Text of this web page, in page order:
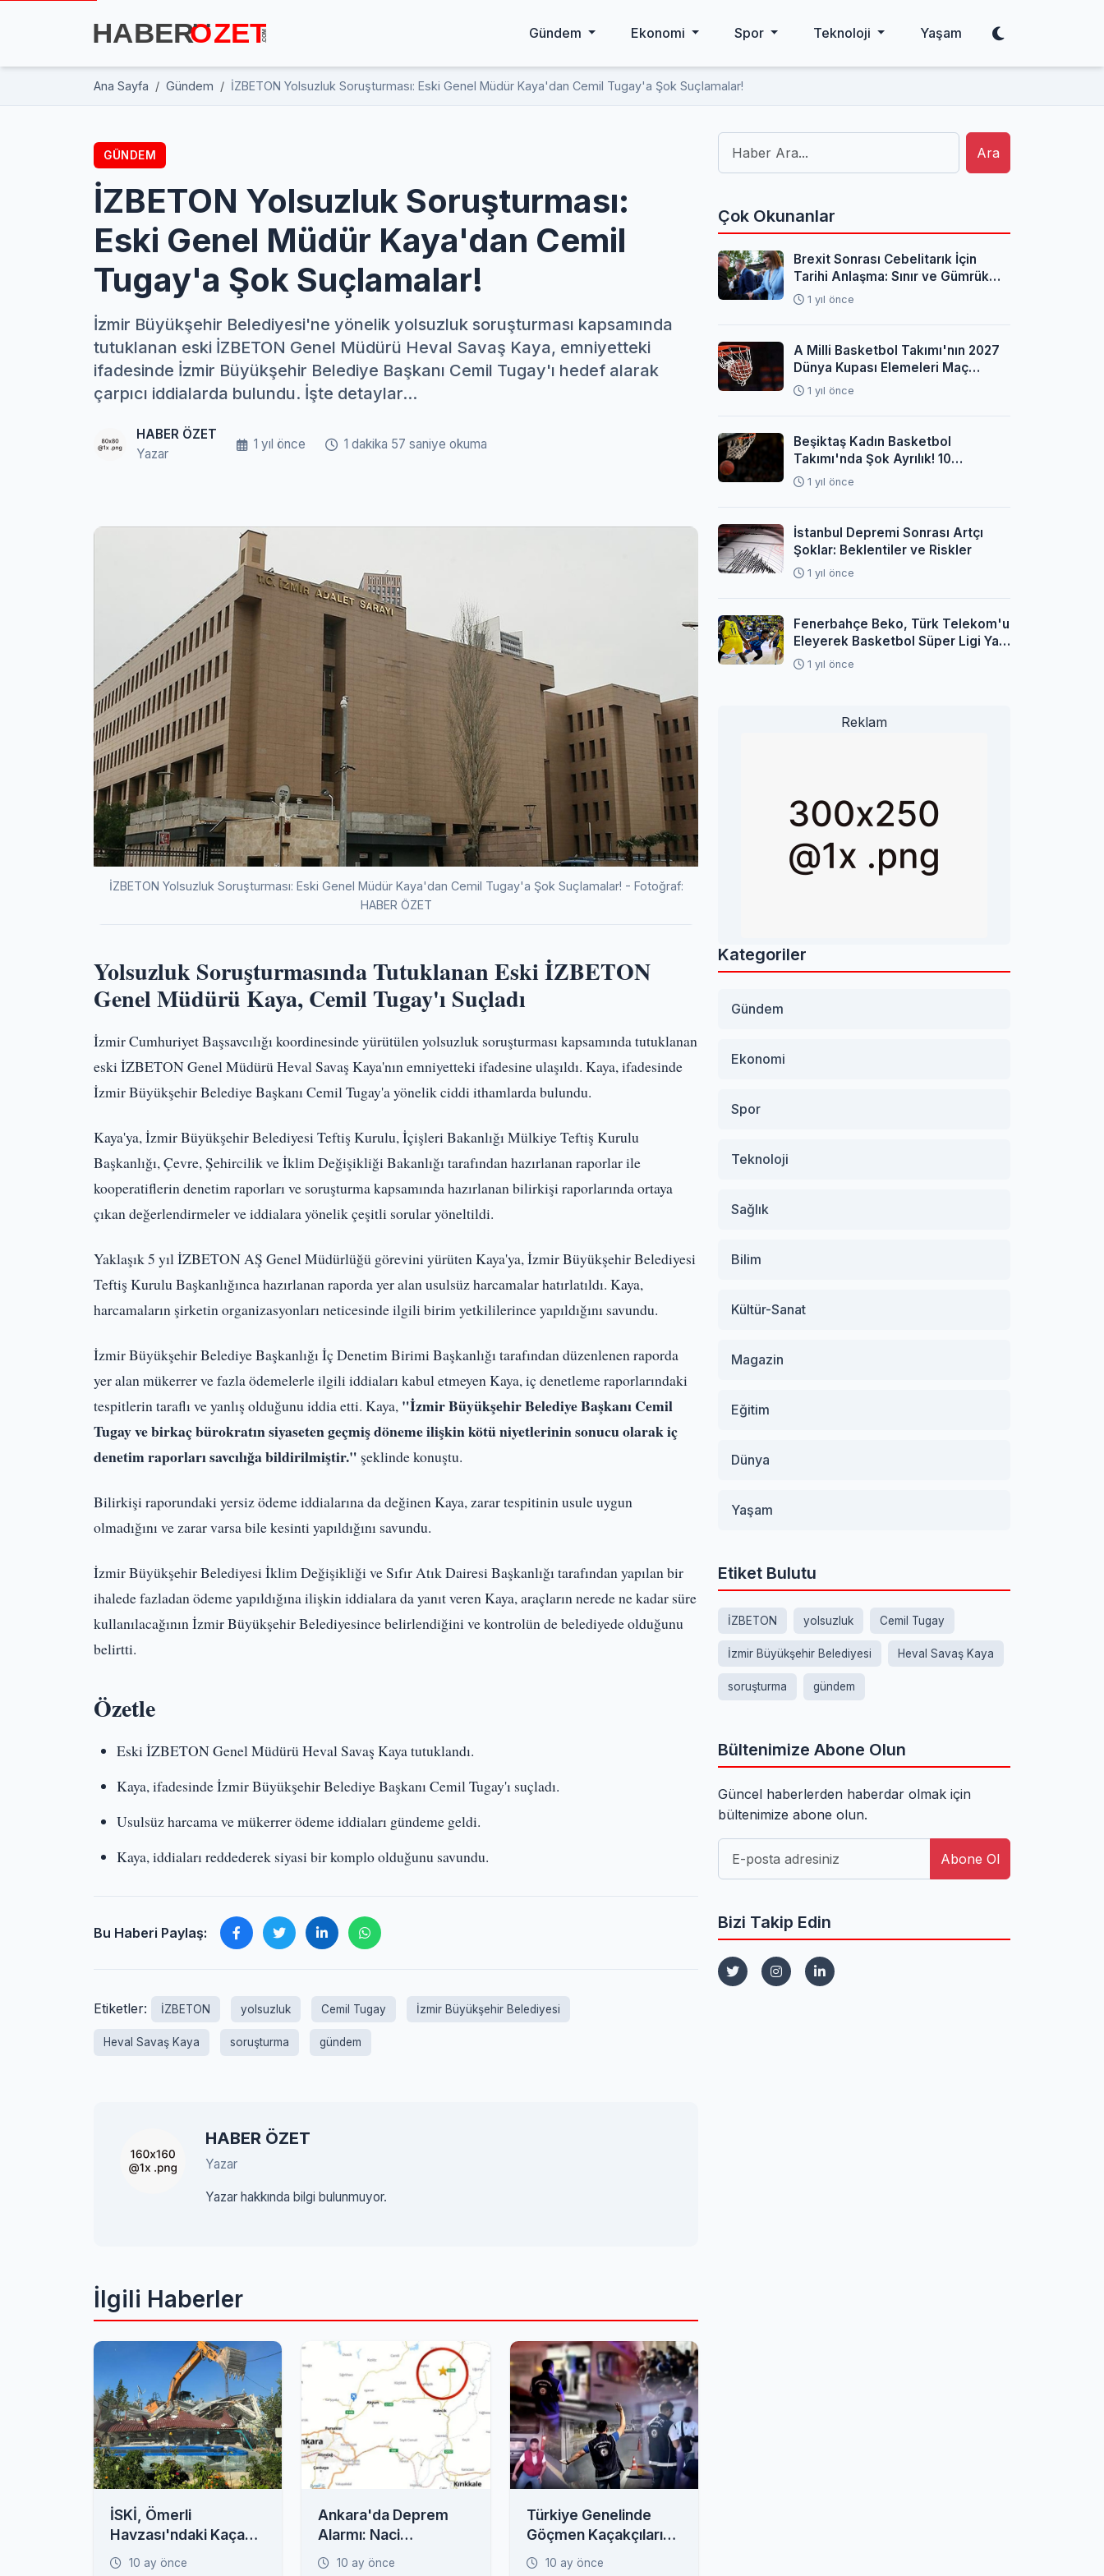
Gündem Ekonomi Spor Teknoloji Yaşam
Ana Sayfa Gündem İZBETON Yolsuzluk Soruşturması: Eski Genel Müdür Kaya'dan Cemil Tugay'a Şok Suçlamalar!
GÜNDEM
İZBETON Yolsuzluk Soruşturması:
Eski Genel Müdür Kaya'dan Cemil
Tugay'a Şok Suçlamalar!
İzmir Büyükşehir Belediyesi'ne yönelik yolsuzluk soruşturması kapsamında
tutuklanan eski İZBETON Genel Müdürü Heval Savaş Kaya, emniyetteki
ifadesinde İzmir Büyükşehir Belediye Başkanı Cemil Tugay'ı hedef alarak
çarpıcı iddialarda bulundu. İşte detaylar...
HABER ÖZET
Yazar
1 yıl önce 1 dakika 57 saniye okuma
İZBETON Yolsuzluk Soruşturması: Eski Genel Müdür Kaya'dan Cemil Tugay'a Şok Suçlamalar! - Fotoğraf:
HABER ÖZET
Yolsuzluk Soruşturmasında Tutuklanan Eski İZBETON
Genel Müdürü Kaya, Cemil Tugay'ı Suçladı
İzmir Cumhuriyet Başsavcılığı koordinesinde yürütülen yolsuzluk soruşturması kapsamında tutuklanan
eski İZBETON Genel Müdürü Heval Savaş Kaya'nın emniyetteki ifadesine ulaşıldı. Kaya, ifadesinde
İzmir Büyükşehir Belediye Başkanı Cemil Tugay'a yönelik ciddi ithamlarda bulundu.
Kaya'ya, İzmir Büyükşehir Belediyesi Teftiş Kurulu, İçişleri Bakanlığı Mülkiye Teftiş Kurulu
Başkanlığı, Çevre, Şehircilik ve İklim Değişikliği Bakanlığı tarafından hazırlanan raporlar ile
kooperatiflerin denetim raporları ve soruşturma kapsamında hazırlanan bilirkişi raporlarında ortaya
çıkan değerlendirmeler ve iddialara yönelik çeşitli sorular yöneltildi.
Yaklaşık 5 yıl İZBETON AŞ Genel Müdürlüğü görevini yürüten Kaya'ya, İzmir Büyükşehir Belediyesi
Teftiş Kurulu Başkanlığınca hazırlanan raporda yer alan usulsüz harcamalar hatırlatıldı. Kaya,
harcamaların şirketin organizasyonları neticesinde ilgili birim yetkililerince yapıldığını savundu.
İzmir Büyükşehir Belediye Başkanlığı İç Denetim Birimi Başkanlığı tarafından düzenlenen raporda
yer alan mükerrer ve fazla ödemelerle ilgili iddiaları kabul etmeyen Kaya, iç denetleme raporlarındaki
tespitlerin taraflı ve yanlış olduğunu iddia etti. Kaya, "İzmir Büyükşehir Belediye Başkanı Cemil
Tugay ve birkaç bürokratın siyaseten geçmiş döneme ilişkin kötü niyetlerinin sonucu olarak iç
denetim raporları savcılığa bildirilmiştir." şeklinde konuştu.
Bilirkişi raporundaki yersiz ödeme iddialarına da değinen Kaya, zarar tespitinin usule uygun
olmadığını ve zarar varsa bile kesinti yapıldığını savundu.
İzmir Büyükşehir Belediyesi İklim Değişikliği ve Sıfır Atık Dairesi Başkanlığı tarafından yapılan bir
ihalede fazladan ödeme yapıldığına ilişkin iddialara da yanıt veren Kaya, araçların nerede ne kadar süre
kullanılacağının İzmir Büyükşehir Belediyesince belirlendiğini ve kontrolün de belediyede olduğunu
belirtti.
Özetle
Eski İZBETON Genel Müdürü Heval Savaş Kaya tutuklandı.
Kaya, ifadesinde İzmir Büyükşehir Belediye Başkanı Cemil Tugay'ı suçladı.
Usulsüz harcama ve mükerrer ödeme iddiaları gündeme geldi.
Kaya, iddiaları reddederek siyasi bir komplo olduğunu savundu.
Bu Haberi Paylaş:
Etiketler: İZBETON yolsuzluk Cemil Tugay İzmir Büyükşehir Belediyesi
Heval Savaş Kaya soruşturma gündem
HABER ÖZET
Yazar
Yazar hakkında bilgi bulunmuyor.
İlgili Haberler
İSKİ, Ömerli
Havzası'ndaki Kaçak
Yapılara Geçit
10 ay önce
Ankara'da Deprem
Alarmı: Naci
Görür'den Kritik
10 ay önce
Türkiye Genelinde
Göçmen Kaçakçılarına
Operasyon: 52 Gözaltı
10 ay önce
Ara
Çok Okunanlar
Brexit Sonrası Cebelitarık İçin
Tarihi Anlaşma: Sınır ve Gümrük
Sorunları Çözüldü
1 yıl önce
A Milli Basketbol Takımı'nın 2027
Dünya Kupası Elemeleri Maç
Programı Açıklandı
1 yıl önce
Beşiktaş Kadın Basketbol
Takımı'nda Şok Ayrılık! 10
Oyuncuyla Yollar Ayrıldı
1 yıl önce
İstanbul Depremi Sonrası Artçı
Şoklar: Beklentiler ve Riskler
1 yıl önce
Fenerbahçe Beko, Türk Telekom'u
Eleyerek Basketbol Süper Ligi Yarı
Finaline Yükseldi
1 yıl önce
Reklam
Kategoriler
Gündem
Ekonomi
Spor
Teknoloji
Sağlık
Bilim
Kültür-Sanat
Magazin
Eğitim
Dünya
Yaşam
Etiket Bulutu
İZBETON yolsuzluk Cemil Tugay
İzmir Büyükşehir Belediyesi Heval Savaş Kaya
soruşturma gündem
Bültenimize Abone Olun
Güncel haberlerden haberdar olmak için
bültenimize abone olun.
Abone Ol
Bizi Takip Edin